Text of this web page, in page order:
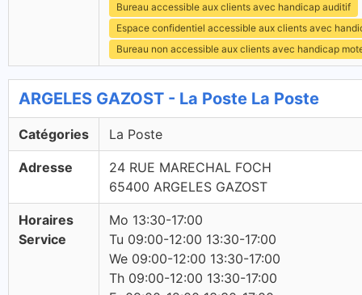
Bureau accessible aux clients avec handicap auditif
Espace confidentiel accessible aux clients avec
Bureau non accessible aux clients avec handicap
ARGELES GAZOST - La Poste La Poste
Catégories La Poste
Adresse
24 RUE MARECHAL FOCH
65400 ARGELES GAZOST
Horaires
Service
Mo 13:30-17:00
Tu 09:00-12:00 13:30-17:00
We 09:00-12:00 13:30-17:00
Th 09:00-12:00 13:30-17:00